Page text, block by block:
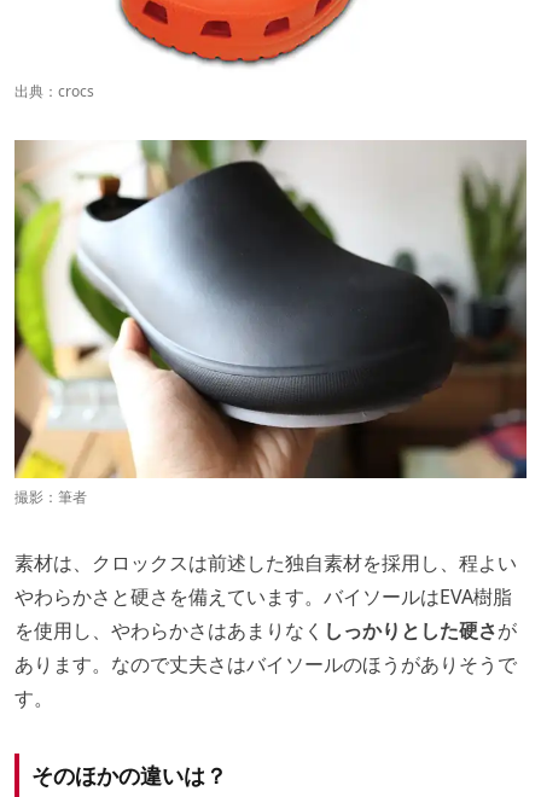
出典： crocs
撮影：筆者
素材は、クロックスは前述した独自素材を採用し、程よい
やわらかさと硬さを備えています。バイソールはEVA樹脂
を使用し、やわらかさはあまりなく しっかりとした硬さが
あります。なので丈夫さはバイソールのほうがありそうで
す。
そのほかの違いは？